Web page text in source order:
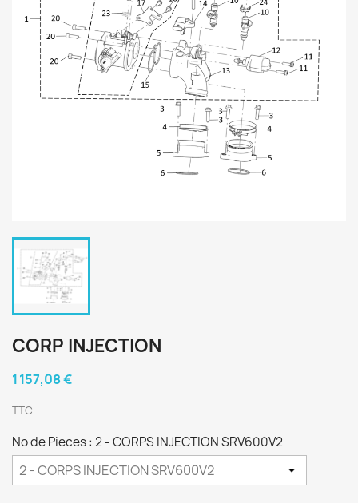
CORP INJECTION
1 157,08 €
TTC
No de Pieces : 2 - CORPS INJECTION SRV600V2